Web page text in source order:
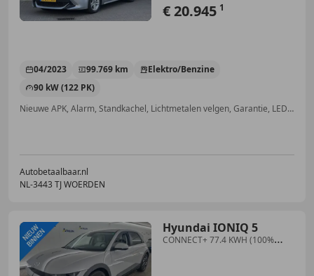
€ 20.945 1
04/2023 99.769 km
Elektro/Benzine
90 kW (122 PK)
Nieuwe APK, Alarm, Standkachel, Lichtmetalen velgen, Garantie, LED verlichting, Adaptieve Cruise Control, Airbag bestuurder
Autobetaalbaar.nl
NL-3443 TJ WOERDEN
Hyundai IONIQ 5
CONNECT+ 77.4 KWH (100%